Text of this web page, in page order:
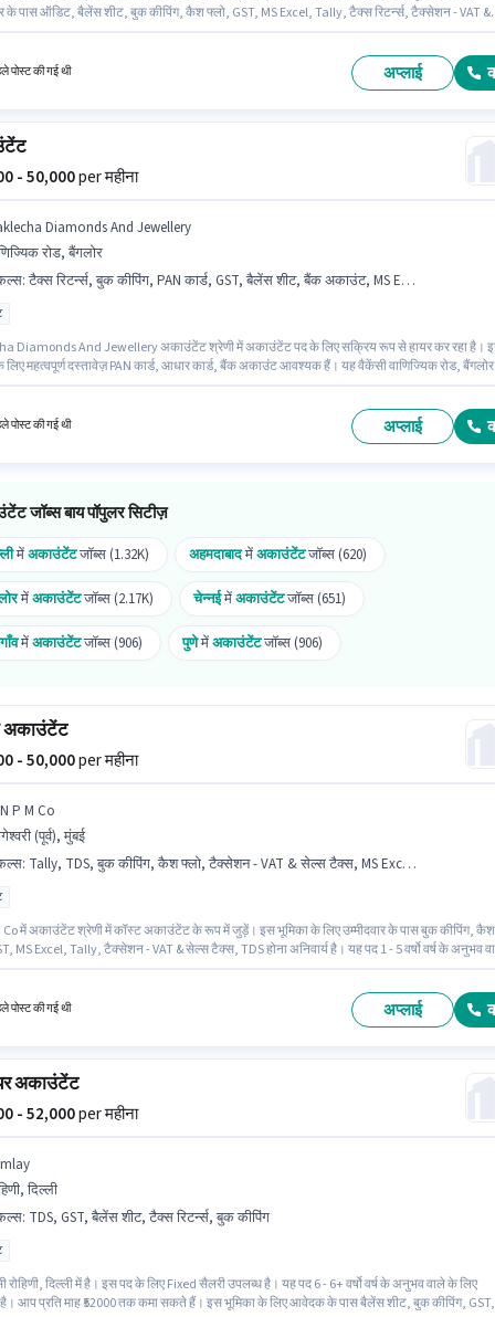
के पास ऑडिट, बैलेंस शीट, बुक कीपिंग, कैश फ्लो, GST, MS Excel, Tally, टैक्स रिटर्न्स, टैक्सेशन - VAT &
माह ₹55000 तक कमा सकते हैं।
पोस्ट की गई थी अप्लाई
- 50,000per महीना
Diamonds And Jewellery
रोड, बैंगलोर
: टैक्स रिटर्न्स, बुक कीपिंग, PAN कार्ड, GST, बैलेंस शीट, बैंक अकाउंट, MS Excel, आधार कार्ड, Tally, TDS, टैक्सेशन - VAT & सेल्स टैक्स
Diamonds And Jewellery अकाउंटेंट श्रेणी में अकाउंटेंट पद के लिए सक्रिय रूप से हायर कर रहा है।
लिए महत्वपूर्ण दस्तावेज़ PAN कार्ड, आधार कार्ड, बैंक अकाउंट आवश्यक हैं। यह वैकेंसी वाणिज्यिक रोड,
जैसी स्किल्स होनी चाहिए।
पोस्ट की गई थी अप्लाई
जॉब्स बाय पॉपुलर सिटीज़
मेंअकाउंटेंटजॉब्स (1.32K) अहमदाबादमेंअकाउंटेंटजॉब्स (620)
मेंअकाउंटेंटजॉब्स (2.17K) चेन्नईमेंअकाउंटेंटजॉब्स (651)
मेंअकाउंटेंटजॉब्स (906) पुणेमेंअकाउंटेंटजॉब्स (906)
मेंअकाउंटेंट
अकाउंटेंट
- 50,000per महीना
P M Co
(पूर्व), मुंबई
: Tally, TDS, बुक कीपिंग, कैश फ्लो, टैक्सेशन - VAT & सेल्स टैक्स, MS Excel, GST
Co में अकाउंटेंट श्रेणी में कॉस्ट अकाउंटेंट के रूप में जुड़ें। इस भूमिका के लिए उम्मीदवार के पास बुक कीपिंग, कैश
MS Excel, Tally, टैक्सेशन - VAT & सेल्स टैक्स, TDS होना अनिवार्य है। यह पद 1 - 5 वर्षो वर्ष के अनुभव
पोस्ट की गई थी अप्लाई
अकाउंटेंट
- 52,000per महीना
दिल्ली
: TDS, GST, बैलेंस शीट, टैक्स रिटर्न्स, बुक कीपिंग
रोहिणी, दिल्ली में है। इस पद के लिए Fixed सैलरी उपलब्ध है। यह पद 6 - 6+ वर्षो वर्ष के अनुभव वाले के लिए
आप प्रति माह ₹52000 तक कमा सकते हैं। इस भूमिका के लिए आवेदक के पास बैलेंस शीट, बुक कीपिंग, GST,